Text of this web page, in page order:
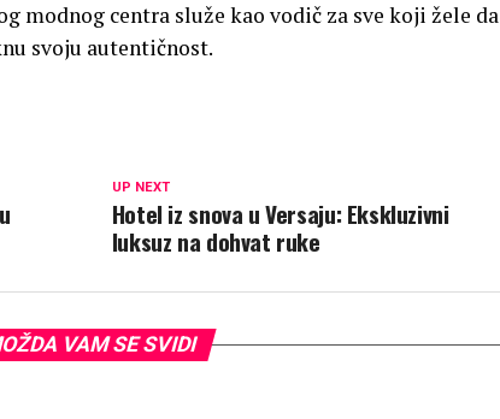
modnog centra služe kao vodič za sve koji žele da
svoju autentičnost.
UP NEXT
Hotel iz snova u Versaju: Ekskluzivni
luksuz na dohvat ruke
VAM SE SVIDI